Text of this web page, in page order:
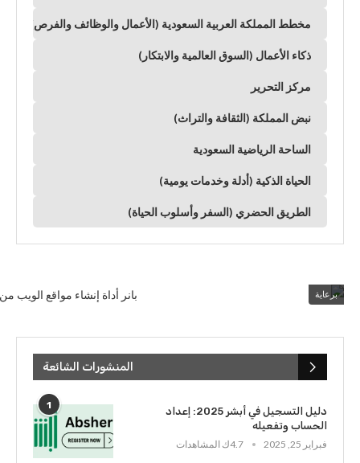
مخطط المملكة العربية السعودية (الأعمال والوظائف والفرص)
ذكاء الأعمال (السوق العالمية والابتكار)
مركز التحرير
نبض المملكة (الثقافة والتراث)
الساحة الرياضية السعودية
الحياة الذكية (أدلة وخدمات يومية)
الطريق الحضري (السفر وأسلوب الحياة)
برعاية
المنشورات الشائعة
1
دليل التسجيل في أبشر 2025: إعداد
الحساب وتفعيله
فبراير 25, 2025
4.7ك المشاهدات